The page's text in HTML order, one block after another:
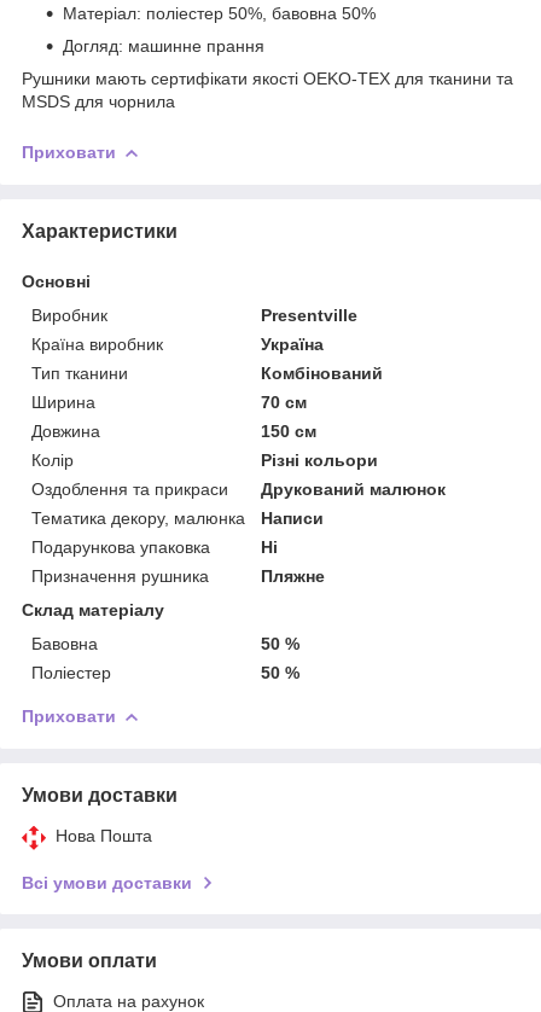
Матеріал: поліестер 50%, бавовна 50%
Догляд: машинне прання
Рушники мають сертифікати якості OEKO-TEX для тканини та
MSDS для чорнила
Приховати
Характеристики
Основні
Виробник
Presentville
Країна виробник
Україна
Тип тканини
Комбінований
Ширина
70 см
Довжина
150 см
Колір
Різні кольори
Оздоблення та прикраси
Друкований малюнок
Тематика декору, малюнка
Написи
Подарункова упаковка
Ні
Призначення рушника
Пляжне
Склад матеріалу
Бавовна
50 %
Поліестер
50 %
Приховати
Умови доставки
Нова Пошта
Всі умови доставки
Умови оплати
Оплата на рахунок